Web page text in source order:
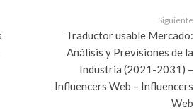
Siguiente
Traductor usable Mercado:
Análisis y Previsiones de la
Industria (2021-2031) –
Influencers Web – Influencers
Web